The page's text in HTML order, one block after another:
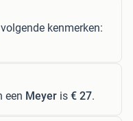
kenmerken:
een Meyer is € 27.